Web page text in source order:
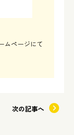
ムページにて
次の記事へ